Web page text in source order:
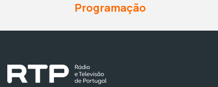
Programação